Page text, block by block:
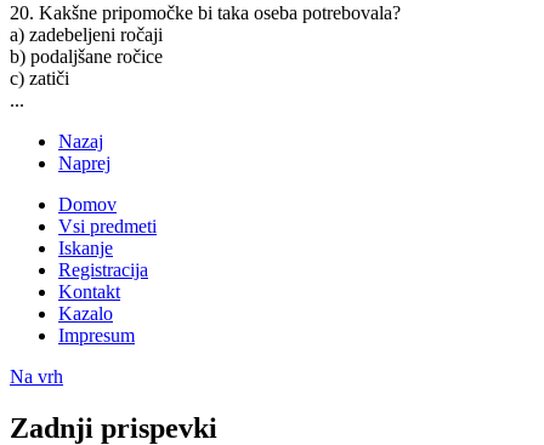
20. Kakšne pripomočke bi taka oseba potrebovala?
a) zadebeljeni ročaji
b) podaljšane ročice
c) zatiči
...
Nazaj
Naprej
Domov
Vsi predmeti
Iskanje
Registracija
Kontakt
Kazalo
Impresum
Na vrh
Zadnji prispevki